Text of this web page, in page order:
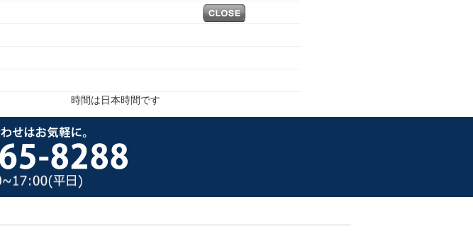
時間は日本時間です